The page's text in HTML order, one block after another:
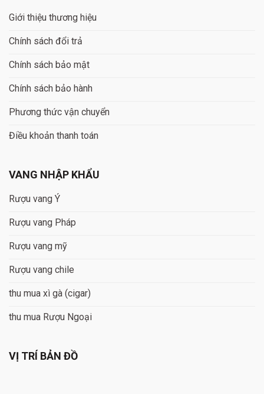
Giới thiệu thương hiệu
Chính sách đổi trả
Chính sách bảo mật
Chính sách bảo hành
Phương thức vận chuyển
Điều khoản thanh toán
VANG NHẬP KHẨU
Rượu vang Ý
Rượu vang Pháp
Rượu vang mỹ
Rượu vang chile
thu mua xì gà (cigar)
thu mua Rượu Ngoại
VỊ TRÍ BẢN ĐỒ